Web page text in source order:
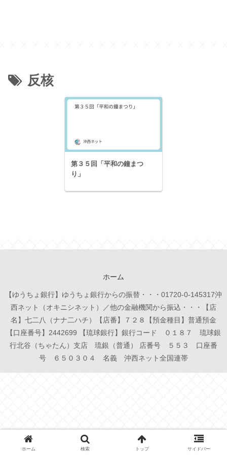
反核
第３５回「平和の鐘まつ
り」
ホーム
【ゆうちょ銀行】ゆうちょ銀行からの振替・・・01720-0-145317沖
西ネット（オキニシネット）／他の金融機関から振込・・・【店
名】七二八（ナナ二ハチ）【店番】７２８【預金種目】普通預金
【口座番号】2442699 【琉球銀行】銀行コード ０１８７ 琉球銀
行北谷（ちゃたん）支店 琉銀（普通） 店番号 ５５３ 口座番
号 ６５０３０４ 名義 沖西ネット全国連帯
ホーム 検索 トップ サイドバー